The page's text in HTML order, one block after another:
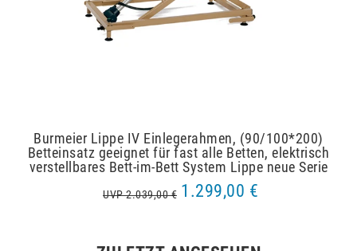
Burmeier Lippe IV Einlegerahmen, (90/100*200)
Betteinsatz geeignet für fast alle Betten, elektrisch
verstellbares Bett-im-Bett System Lippe neue Serie
UVP 2.039,00 € 1.299,00 €